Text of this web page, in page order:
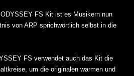
FS Kit ist es Musikern nun
von ARP sprichwörtlich selbst in die
FS verwendet auch das Kit die
um die originalen warmen und